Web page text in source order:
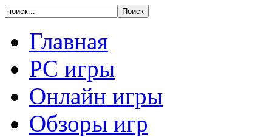
Главная
PC игры
Онлайн игры
Обзоры игр